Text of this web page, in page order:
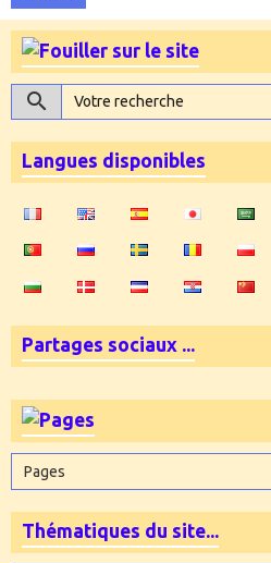
Langues disponibles
Partages sociaux ...
Thématiques du site...